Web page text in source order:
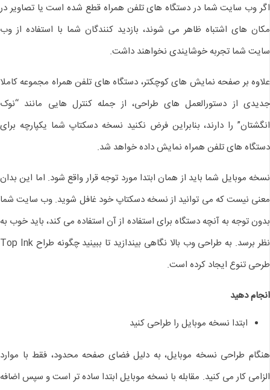
اگر وب سایت شما در دستگاه های تلفن همراه قطع شده است یا تصاویر در
مکان های اشتباه ظاهر می شوند، بازدید کنندگان شما با استفاده از وب
سایت شما تجربه خوشایندی نخواهند داشت.
علاوه بر صفحه نمایش های کوچکتر، دستگاه های تلفن همراه مجموعه کاملا
جدیدی از دستورالعمل های طراحی، از جمله کنترل هایی مانند “نوک
انگشتان” را دارند، بنابراین فرض نکنید نسخه دسکتاپ شما یکپارچه برای
دستگاه های تلفن همراه نمایش داده خواهد شد.
نسخه موبایل شما باید از همان ابتدا مورد توجه قرار واقع شود. اما این بدان
معنی نیست که می توانید از نسخه دسکتاپ خود غافل شوید. وب سایت شما
بدون توجه به آنچه دستگاه برای استفاده از آن استفاده می کند، باید خوب به
نظر برسد. به طراحی وب بالا نگاهی بیندازید تا ببینید چگونه طراح Top Ink
طرحی تنوع ایجاد کرده است.
انجام دهید
ابتدا نسخه موبایل را طراحی کنید
هنگام طراحی نسخه موبایل، به دلیل فضای صفحه محدود، فقط با موارد
الزامی کار می کنید. مقابله با نسخه موبایل ابتدا ساده تر است و سپس اضافه